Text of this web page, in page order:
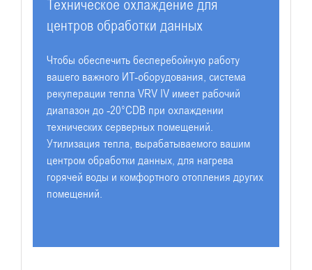
Техническое охлаждение для
центров обработки данных
Чтобы обеспечить бесперебойную работу
вашего важного ИТ-оборудования, система
рекуперации тепла VRV IV имеет рабочий
диапазон до -20°CDB при охлаждении
технических серверных помещений.
Утилизация тепла, вырабатываемого вашим
центром обработки данных, для нагрева
горячей воды и комфортного отопления других
помещений.